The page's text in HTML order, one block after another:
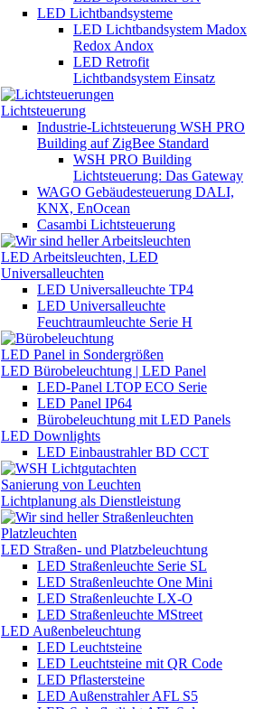
LED Lichtbandsysteme
LED Lichtbandsystem Madox
Redox Andox
LED Retrofit
Lichtbandsystem Einsatz
Lichtsteuerung
Industrie-Lichtsteuerung WSH PRO
Building auf ZigBee Standard
WSH PRO Building
Lichtsteuerung: Das Gateway
WAGO Gebäudesteuerung DALI,
KNX, EnOcean
Casambi Lichtsteuerung
LED Arbeitsleuchten, LED
Universalleuchten
LED Universalleuchte TP4
LED Universalleuchte
Feuchtraumleuchte Serie H
LED Panel in Sondergrößen
LED Bürobeleuchtung | LED Panel
LED-Panel LTOP ECO Serie
LED Panel IP64
Bürobeleuchtung mit LED Panels
LED Downlights
LED Einbaustrahler BD CCT
Sanierung von Leuchten
Lichtplanung als Dienstleistung
LED Straßen- und Platzbeleuchtung
LED Straßenleuchte Serie SL
LED Straßenleuchte One Mini
LED Straßenleuchte LX-O
LED Straßenleuchte MStreet
LED Außenbeleuchtung
LED Leuchtsteine
LED Leuchtsteine mit QR Code
LED Pflastersteine
LED Außenstrahler AFL S5